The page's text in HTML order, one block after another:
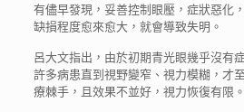
有儘早發現，妥善控制眼壓，症狀惡化
缺損程度愈來愈大，就會導致失明。
呂大文指出，由於初期青光眼幾乎沒有
許多病患直到視野變窄、視力模糊，才
療棘手，且效果不並好，視力恢復有限。